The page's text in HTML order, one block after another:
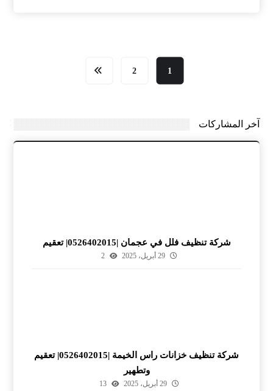
1
2
آخر المشاركات
شركة تنظيف فلل في عجمان |0526402015| تعقيم
29 أبريل، 2025 2
شركة تنظيف خزانات راس الخيمة |0526402015| تعقيم
وتطهير
29 أبريل، 2025 13